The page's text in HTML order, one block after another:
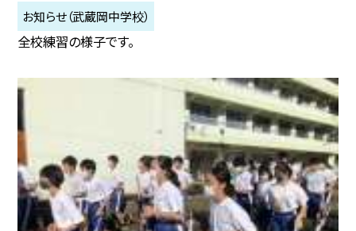
お知らせ（武蔵岡中学校）
全校練習の様子です。